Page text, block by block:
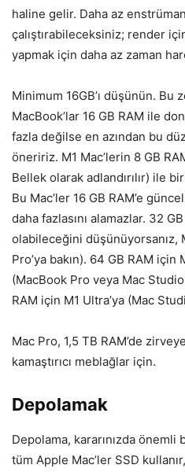
haline gelir. Daha az
çalıştırabileceksiniz; render
yapmak için daha az zaman
Minimum 16GB’ı düşünün. Bu
MacBook’lar 16 GB RAM ile
fazla değilse en azından bu
öneririz. M1 Mac’lerin 8 GB
Bellek olarak adlandırılır) ile
Bu Mac’ler 16 GB RAM’e
daha fazlasını alamazlar. 32 GB
olabileceğini düşünüyorsanız,
Pro’ya bakın). 64 GB RAM için
(MacBook Pro veya Mac
RAM için M1 Ultra’ya (Mac
Mac Pro, 1,5 TB RAM’de
kamaştırıcı meblağlar için.
Depolamak
Depolama, kararınızda
tüm Apple Mac’ler SSD